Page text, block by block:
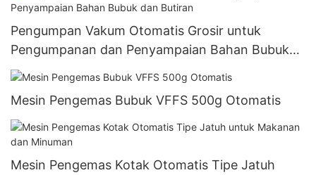
Pengumpan Vakum Otomatis Grosir untuk
Pengumpanan dan Penyampaian Bahan Bubuk
dan Butiran
Mesin Pengemas Bubuk VFFS 500g Otomatis
Mesin Pengemas Kotak Otomatis Tipe Jatuh